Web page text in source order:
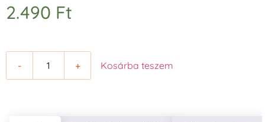
2.490 Ft
- + Kosárba teszem